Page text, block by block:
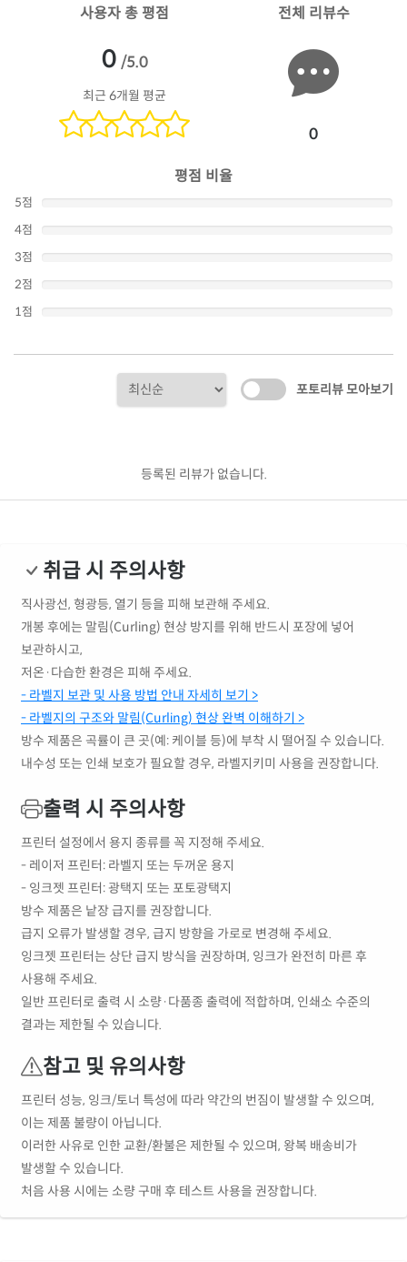
사용자 총 평점
0 /5.0
최근 6개월 평균
전체 리뷰수
0
평점 비율
5점
4점
3점
2점
1점
포토리뷰 모아보기
등록된 리뷰가 없습니다.
취급 시 주의사항
직사광선, 형광등, 열기 등을 피해 보관해 주세요.
개봉 후에는 말림(Curling) 현상 방지를 위해 반드시 포장에 넣어
보관하시고,
저온·다습한 환경은 피해 주세요.
- 라벨지 보관 및 사용 방법 안내 자세히 보기 >
- 라벨지의 구조와 말림(Curling) 현상 완벽 이해하기 >
방수 제품은 곡률이 큰 곳(예: 케이블 등)에 부착 시 떨어질 수 있습니다.
내수성 또는 인쇄 보호가 필요할 경우, 라벨지키미 사용을 권장합니다.
출력 시 주의사항
프린터 설정에서 용지 종류를 꼭 지정해 주세요.
- 레이저 프린터: 라벨지 또는 두꺼운 용지
- 잉크젯 프린터: 광택지 또는 포토광택지
방수 제품은 낱장 급지를 권장합니다.
급지 오류가 발생할 경우, 급지 방향을 가로로 변경해 주세요.
잉크젯 프린터는 상단 급지 방식을 권장하며, 잉크가 완전히 마른 후
사용해 주세요.
일반 프린터로 출력 시 소량·다품종 출력에 적합하며, 인쇄소 수준의
결과는 제한될 수 있습니다.
참고 및 유의사항
프린터 성능, 잉크/토너 특성에 따라 약간의 번짐이 발생할 수 있으며,
이는 제품 불량이 아닙니다.
이러한 사유로 인한 교환/환불은 제한될 수 있으며, 왕복 배송비가
발생할 수 있습니다.
처음 사용 시에는 소량 구매 후 테스트 사용을 권장합니다.